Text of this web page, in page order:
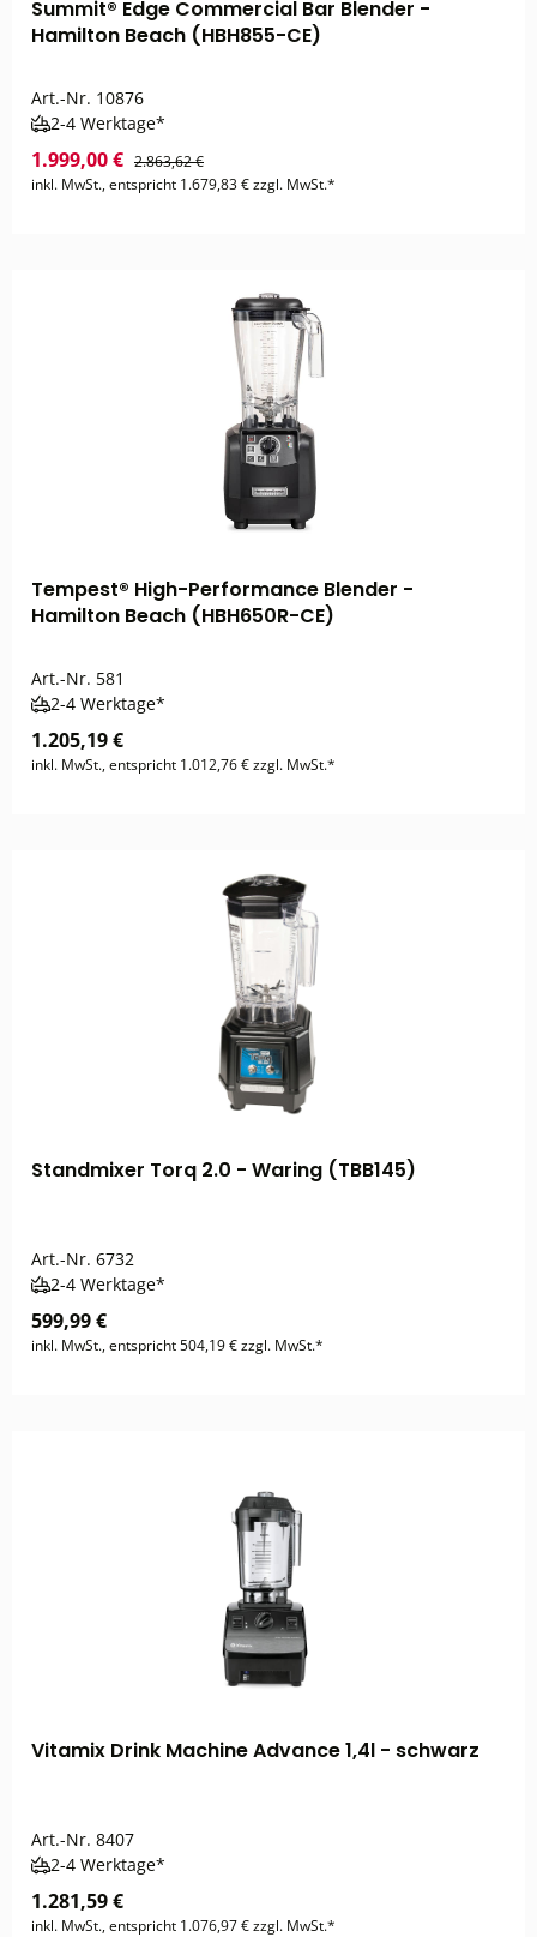
Summit® Edge Commercial Bar Blender -
Hamilton Beach (HBH855-CE)
Art.-Nr. 10876
2-4 Werktage*
1.999,00 € 2.863,62 €
inkl. MwSt., entspricht 1.679,83 € zzgl. MwSt.*
Tempest® High-Performance Blender -
Hamilton Beach (HBH650R-CE)
Art.-Nr. 581
2-4 Werktage*
1.205,19 €
inkl. MwSt., entspricht 1.012,76 € zzgl. MwSt.*
Standmixer Torq 2.0 - Waring (TBB145)
Art.-Nr. 6732
2-4 Werktage*
599,99 €
inkl. MwSt., entspricht 504,19 € zzgl. MwSt.*
Vitamix Drink Machine Advance 1,4l - schwarz
Art.-Nr. 8407
2-4 Werktage*
1.281,59 €
inkl. MwSt., entspricht 1.076,97 € zzgl. MwSt.*